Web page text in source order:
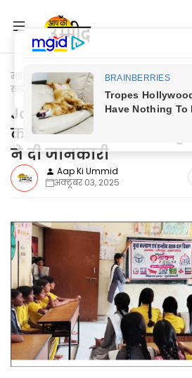
मुख्यपृष्ठ Jaunpur Update
Jaunpur
बालिकाओं को किया गया जागरूक, युवा कल्याण
Jaunpur News: मिशन
को किया गया जागरूक,
ने दी जानकारी
Aap Ki Ummid
अक्टूबर 03, 2025